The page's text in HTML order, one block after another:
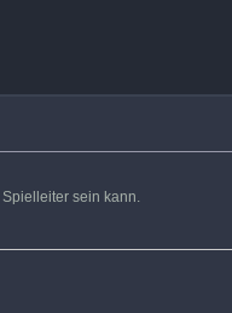
sein kann.